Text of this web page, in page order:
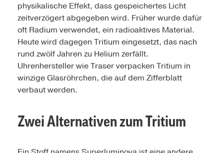
physikalische Effekt, dass gespeichertes Licht
zeitverzögert abgegeben wird. Früher wurde dafür
oft Radium verwendet, ein radioaktives Material.
Heute wird dagegen Tritium eingesetzt, das nach
rund zwölf Jahren zu Helium zerfällt.
Uhrenhersteller wie Traser verpacken Tritium in
winzige Glasröhrchen, die auf dem Zifferblatt
verbaut werden.
Zwei Alternativen zum Tritium